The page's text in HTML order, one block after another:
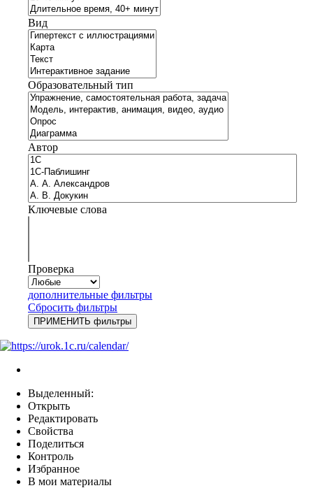
Вид
Образовательный тип
Автор
Ключевые слова
Проверка
дополнительные фильтры
Сбросить фильтры
Выделенный:
Открыть
Редактировать
Свойства
Поделиться
Контроль
Избранное
В мои материалы